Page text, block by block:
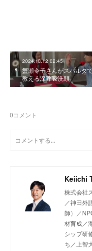
2024.10.12 02:45
蟹瀬令子さんがスパルタ
教える深呼吸洗顔
0コメント
Keiichi
株式会社
／神田外
師）／
材育成／
シップ研
ち／上智